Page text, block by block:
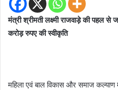
मंत्री श्रीमती लक्ष्मी राजवाड़े की पहल से
करोड़ रुपए की स्वीकृति
महिला एवं बाल विकास और समाज कल्याण